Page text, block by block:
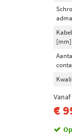
[mm]
Vanaf
€